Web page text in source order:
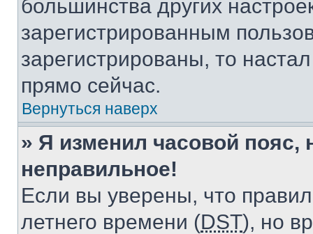
большинства других
зарегистрированным
зарегистрированы, то
прямо сейчас.
Вернуться наверх
» Я изменил часовой пояс,
неправильное!
Если вы уверены, что
летнего времени (DST), но